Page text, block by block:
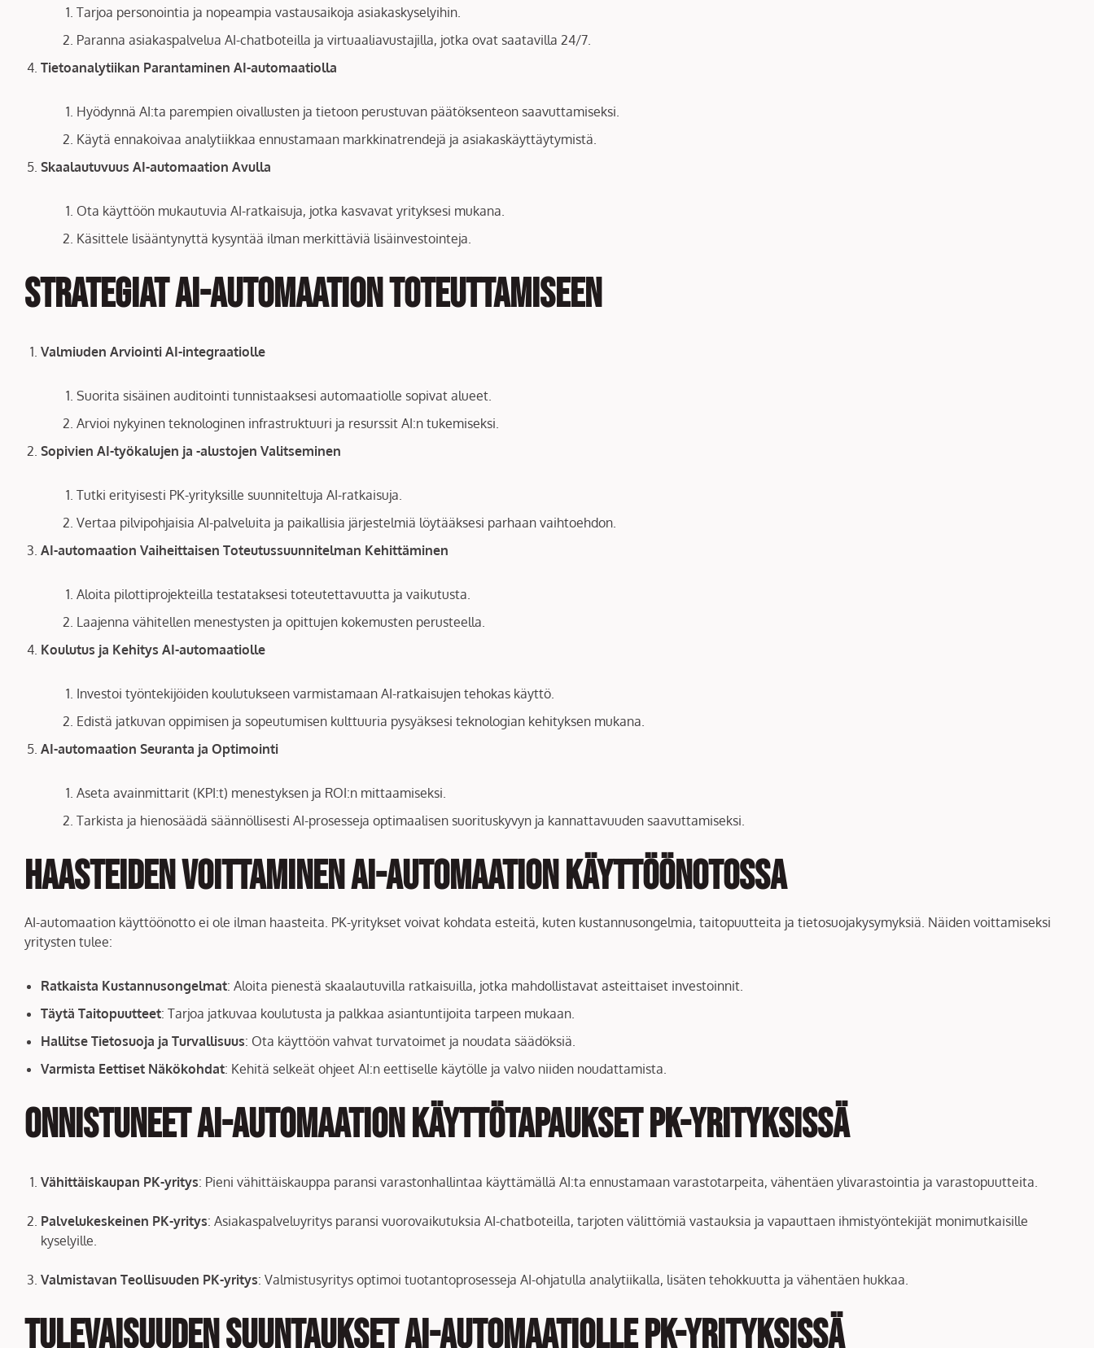
Tarjoa personointia ja nopeampia vastausaikoja asiakaskyselyihin.
Paranna asiakaspalvelua AI-chatboteilla ja virtuaaliavustajilla, jotka ovat saatavilla 24/7.
Tietoanalytiikan Parantaminen AI-automaatiolla
Hyödynnä AI:ta parempien oivallusten ja tietoon perustuvan päätöksenteon saavuttamiseksi.
Käytä ennakoivaa analytiikkaa ennustamaan markkinatrendejä ja asiakaskäyttäytymistä.
Skaalautuvuus AI-automaation Avulla
Ota käyttöön mukautuvia AI-ratkaisuja, jotka kasvavat yrityksesi mukana.
Käsittele lisääntynyttä kysyntää ilman merkittäviä lisäinvestointeja.
Strategiat AI-automaation Toteuttamiseen
Valmiuden Arviointi AI-integraatiolle
Suorita sisäinen auditointi tunnistaaksesi automaatiolle sopivat alueet.
Arvioi nykyinen teknologinen infrastruktuuri ja resurssit AI:n tukemiseksi.
Sopivien AI-työkalujen ja -alustojen Valitseminen
Tutki erityisesti PK-yrityksille suunniteltuja AI-ratkaisuja.
Vertaa pilvipohjaisia AI-palveluita ja paikallisia järjestelmiä löytääksesi parhaan vaihtoehdon.
AI-automaation Vaiheittaisen Toteutussuunnitelman Kehittäminen
Aloita pilottiprojekteilla testataksesi toteutettavuutta ja vaikutusta.
Laajenna vähitellen menestysten ja opittujen kokemusten perusteella.
Koulutus ja Kehitys AI-automaatiolle
Investoi työntekijöiden koulutukseen varmistamaan AI-ratkaisujen tehokas käyttö.
Edistä jatkuvan oppimisen ja sopeutumisen kulttuuria pysyäksesi teknologian kehityksen mukana.
AI-automaation Seuranta ja Optimointi
Aseta avainmittarit (KPI:t) menestyksen ja ROI:n mittaamiseksi.
Tarkista ja hienosäädä säännöllisesti AI-prosesseja optimaalisen suorituskyvyn ja kannattavuuden saavuttamiseksi.
Haasteiden Voittaminen AI-automaation Käyttöönotossa
AI-automaation käyttöönotto ei ole ilman haasteita. PK-yritykset voivat kohdata esteitä, kuten kustannusongelmia, taitopuutteita ja tietosuojakysymyksiä. Näiden voittamiseksi
yritysten tulee:
Ratkaista Kustannusongelmat: Aloita pienestä skaalautuvilla ratkaisuilla, jotka mahdollistavat asteittaiset investoinnit.
Täytä Taitopuutteet: Tarjoa jatkuvaa koulutusta ja palkkaa asiantuntijoita tarpeen mukaan.
Hallitse Tietosuoja ja Turvallisuus: Ota käyttöön vahvat turvatoimet ja noudata säädöksiä.
Varmista Eettiset Näkökohdat: Kehitä selkeät ohjeet AI:n eettiselle käytölle ja valvo niiden noudattamista.
Onnistuneet AI-automaation Käyttötapaukset PK-yrityksissä
Vähittäiskaupan PK-yritys: Pieni vähittäiskauppa paransi varastonhallintaa käyttämällä AI:ta ennustamaan varastotarpeita, vähentäen ylivarastointia ja varastopuutteita.
Palvelukeskeinen PK-yritys: Asiakaspalveluyritys paransi vuorovaikutuksia AI-chatboteilla, tarjoten välittömiä vastauksia ja vapauttaen ihmistyöntekijät monimutkaisille
kyselyille.
Valmistavan Teollisuuden PK-yritys: Valmistusyritys optimoi tuotantoprosesseja AI-ohjatulla analytiikalla, lisäten tehokkuutta ja vähentäen hukkaa.
Tulevaisuuden Suuntaukset AI-automaatiolle PK-yrityksissä